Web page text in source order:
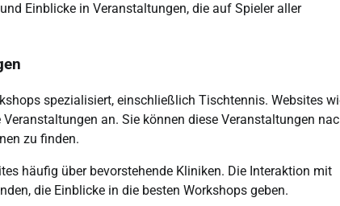
Einblicke in Veranstaltungen, die auf Spieler aller
spezialisiert, einschließlich Tischtennis. Websites
Veranstaltungen an. Sie können diese Veranstaltungen
zu finden.
häufig über bevorstehende Kliniken. Die Interaktion mit
die Einblicke in die besten Workshops geben.